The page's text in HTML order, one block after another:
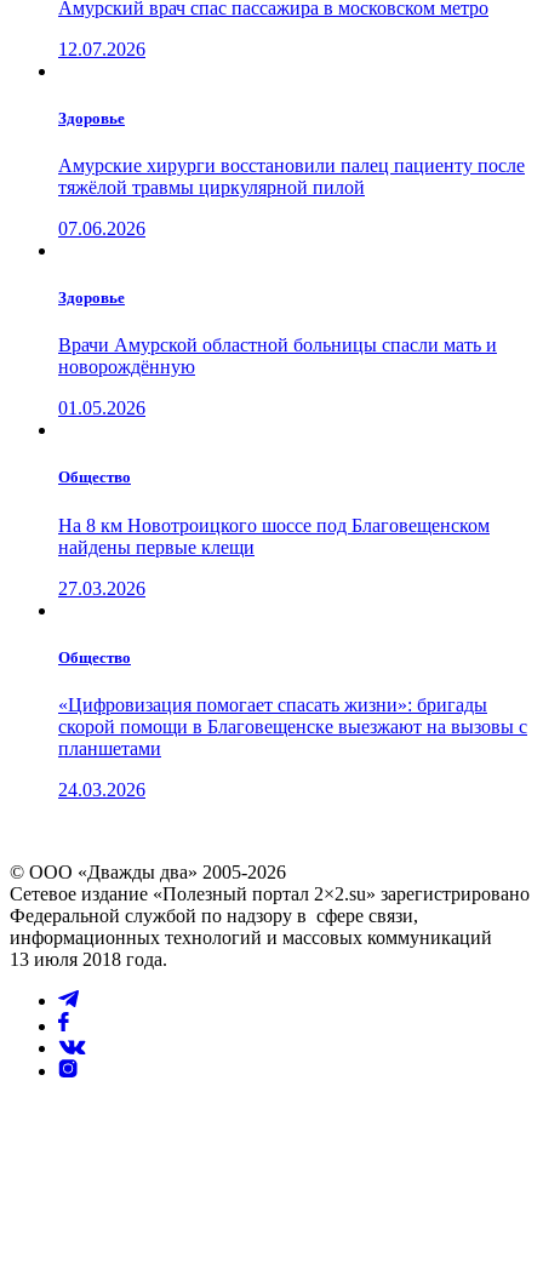
Амурский врач спас пассажира в московском метро
12.07.2026
Здоровье
Амурские хирурги восстановили палец пациенту после
тяжёлой травмы циркулярной пилой
07.06.2026
Здоровье
Врачи Амурской областной больницы спасли мать и
новорождённую
01.05.2026
Общество
На 8 км Новотроицкого шоссе под Благовещенском
найдены первые клещи
27.03.2026
Общество
«Цифровизация помогает спасать жизни»: бригады
скорой помощи в Благовещенске выезжают на вызовы с
планшетами
24.03.2026
© ООО «Дважды два» 2005-2026
Сетевое издание «Полезный портал 2×2.su» зарегистрировано
Федеральной службой по надзору в сфере связи,
информационных технологий и массовых коммуникаций
13 июля 2018 года.